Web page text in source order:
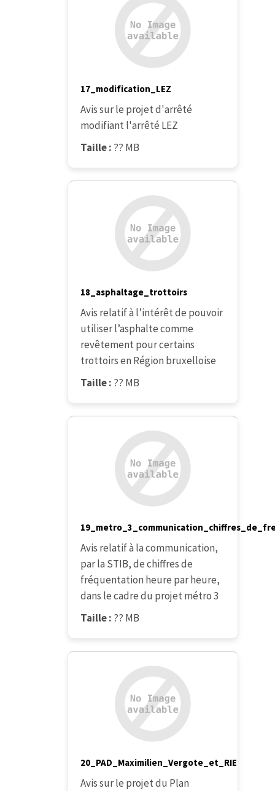
17_modification_LEZ
Avis sur le projet d'arrêté
modifiant l'arrêté LEZ
Taille : ?? MB
18_asphaltage_trottoirs
Avis relatif à l’intérêt de pouvoir
utiliser l’asphalte comme
revêtement pour certains
trottoirs en Région bruxelloise
Taille : ?? MB
Avis relatif à la communication,
par la STIB, de chiffres de
fréquentation heure par heure,
dans le cadre du projet métro 3
Taille : ?? MB
20_PAD_Maximilien_Vergote_et_RIE
Avis sur le projet du Plan